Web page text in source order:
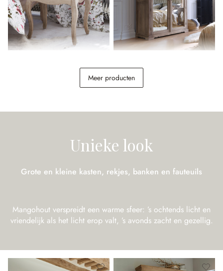
€ 1.698,00
Meer producten
Unieke look
Grote en kleine kasten, rekjes, banken en fauteuils
Mangohout verspreidt een warme sfeer: ’s ochtends licht en
vriendelijk als het licht erop valt, ’s avonds zacht en gezellig.